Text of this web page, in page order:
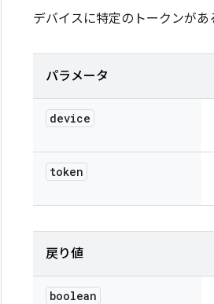
デバイスに特定のトークンがあ
パラメータ
device
token
戻り値
boolean